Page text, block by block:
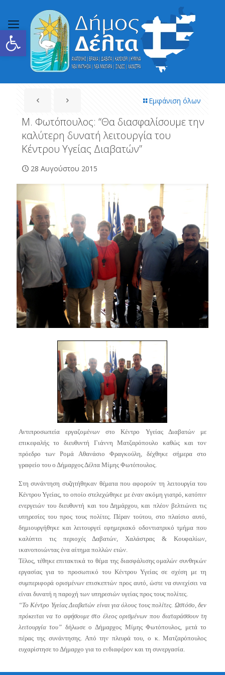
Ανοίξτε τη γραμμή εργαλείων
Εμφάνιση όλων
Μ. Φωτόπουλος: “Θα διασφαλίσουμε την
καλύτερη δυνατή λειτουργία του
Κέντρου Υγείας Διαβατών”
28 Αυγούστου 2015
Αντιπροσωπεία εργαζομένων στο Κέντρο Υγείας Διαβατών με
επικεφαλής το διευθυντή Γιάννη Ματζαρόπουλο καθώς και τον
πρόεδρο των Ρομά Αθανάσιο Φραγκούλη, δέχθηκε σήμερα στο
γραφείο του ο Δήμαρχος Δέλτα Μίμης Φωτόπουλος.
Στη συνάντηση συζητήθηκαν θέματα που αφορούν τη λειτουργία του
Κέντρου Υγείας, το οποίο στελεχώθηκε με έναν ακόμη γιατρό, κατόπιν
ενεργειών του διευθυντή και του Δημάρχου, και πλέον βελτιώνει τις
υπηρεσίες του προς τους πολίτες. Πέραν τούτου, στο πλαίσιο αυτό,
δημιουργήθηκε και λειτουργεί εφημεριακό οδοντιατρικό τμήμα που
καλύπτει τις περιοχές Δαβατών, Χαλάστρας & Κουφαλίων,
ικανοποιώντας ένα αίτημα πολλών ετών.
Τέλος, τέθηκε επιτακτικά το θέμα της διασφάλισης ομαλών συνθηκών
εργασίας για το προσωπικό του Κέντρου Υγείας σε σχέση με τη
συμπεριφορά ορισμένων επισκεπτών προς αυτό, ώστε να συνεχίσει να
είναι δυνατή η παροχή των υπηρεσιών υγείας προς τους πολίτες.
“Το Κέντρο Υγείας Διαβατών είναι για όλους τους πολίτες. Ωστόσο, δεν
πρόκειται να το αφήσουμε στο έλεος ορισμένων που διαταράσσουν τη
λειτουργία του” δήλωσε ο Δήμαρχος Μίμης Φωτόπουλος, μετά το
πέρας της συνάντησης. Από την πλευρά του, ο κ. Ματζαρόπουλος
ευχαρίστησε το Δήμαρχο για το ενδιαφέρον και τη συνεργασία.